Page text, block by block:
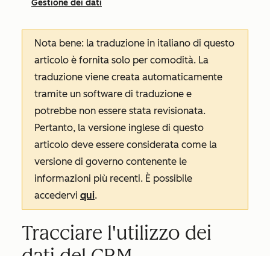
Gestione dei dati
Nota bene: la traduzione in italiano di questo
articolo è fornita solo per comodità. La
traduzione viene creata automaticamente
tramite un software di traduzione e
potrebbe non essere stata revisionata.
Pertanto, la versione inglese di questo
articolo deve essere considerata come la
versione di governo contenente le
informazioni più recenti. È possibile
accedervi qui.
Tracciare l'utilizzo dei